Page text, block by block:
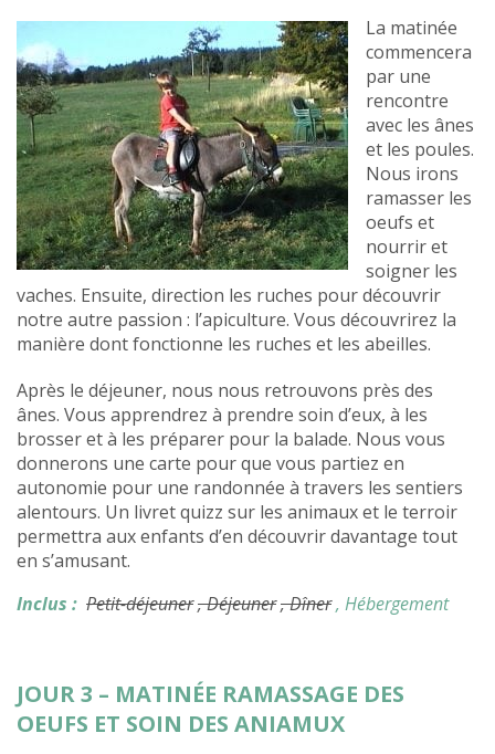
La matinée
commencera
par une
rencontre
avec les ânes
et les poules.
Nous irons
ramasser les
oeufs et
nourrir et
soigner les
vaches. Ensuite, direction les ruches pour découvrir
notre autre passion : l’apiculture. Vous découvrirez la
manière dont fonctionne les ruches et les abeilles.
Après le déjeuner, nous nous retrouvons près des
ânes. Vous apprendrez à prendre soin d’eux, à les
brosser et à les préparer pour la balade. Nous vous
donnerons une carte pour que vous partiez en
autonomie pour une randonnée à travers les sentiers
alentours. Un livret quizz sur les animaux et le terroir
permettra aux enfants d’en découvrir davantage tout
en s’amusant.
Inclus : Petit-déjeuner, Déjeuner, Dîner, Hébergement
JOUR 3 – MATINÉE RAMASSAGE DES
OEUFS ET SOIN DES ANIAMUX